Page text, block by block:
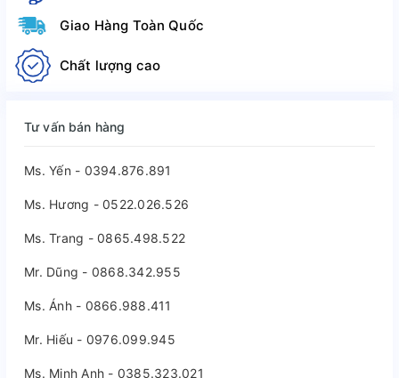
Giao Hàng Toàn Quốc
Chất lượng cao
Tư vấn bán hàng
Ms. Yến - 0394.876.891
Ms. Hương - 0522.026.526
Ms. Trang - 0865.498.522
Mr. Dũng - 0868.342.955
Ms. Ánh - 0866.988.411
Mr. Hiếu - 0976.099.945
Ms. Minh Anh - 0385.323.021